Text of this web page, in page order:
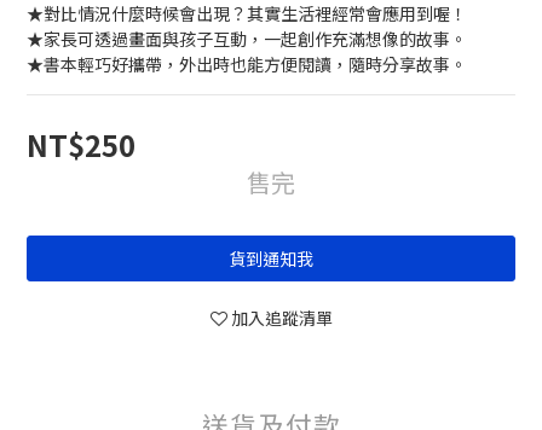
★對比情況什麼時候會出現？其實生活裡經常會應用到喔！
★家長可透過畫面與孩子互動，一起創作充滿想像的故事。
★書本輕巧好攜帶，外出時也能方便閱讀，隨時分享故事。
NT$250
售完
貨到通知我
加入追蹤清單